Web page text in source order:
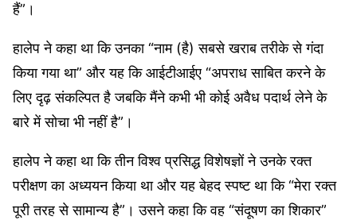
हैं”।
हालेप ने कहा था कि उनका “नाम (है) सबसे खराब तरीके से गंदा
किया गया था” और यह कि आईटीआईए “अपराध साबित करने के
लिए दृढ़ संकल्पित है जबकि मैंने कभी भी कोई अवैध पदार्थ लेने के
बारे में सोचा भी नहीं है”।
हालेप ने कहा था कि तीन विश्व प्रसिद्ध विशेषज्ञों ने उनके रक्त
परीक्षण का अध्ययन किया था और यह बेहद स्पष्ट था कि “मेरा रक्त
पूरी तरह से सामान्य है”। उसने कहा कि वह “संदूषण का शिकार”